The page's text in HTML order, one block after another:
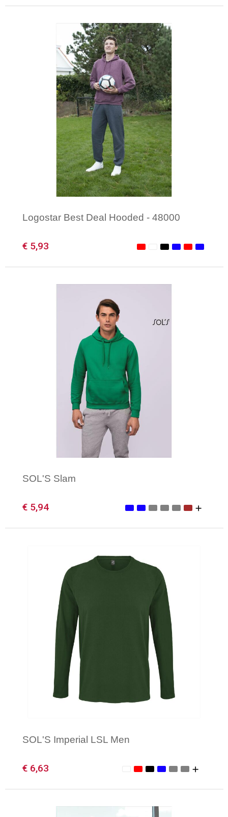
Minimale afname: 1
Logostar Best Deal Hooded - 48000
€ 5,93
Minimale afname: 1
SOL'S Slam
€ 5,94
Minimale afname: 1
SOL'S Imperial LSL Men
€ 6,63